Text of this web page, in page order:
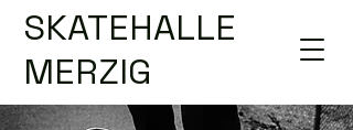
SKATEHALLE
MERZIG